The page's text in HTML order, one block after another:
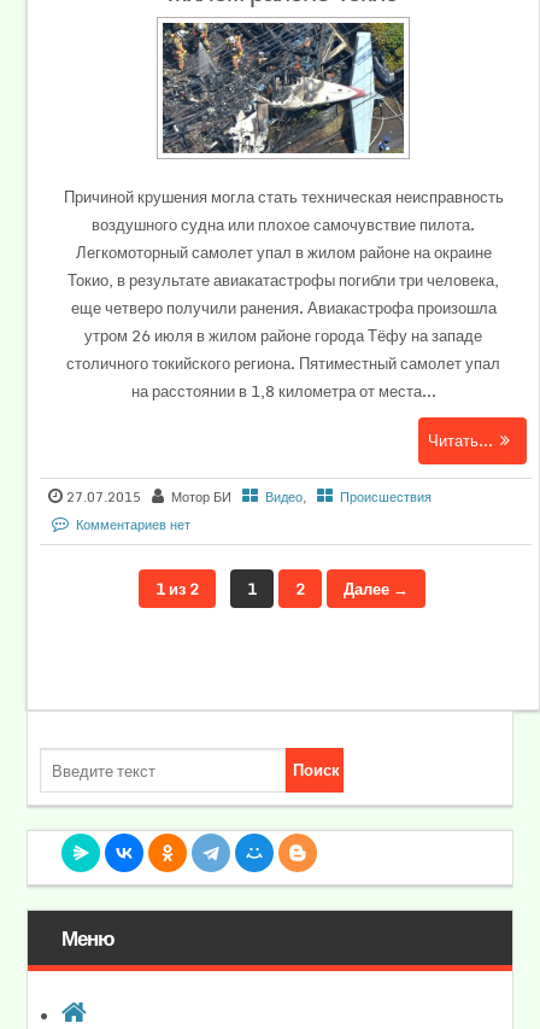
Причиной крушения могла стать техническая неисправность
воздушного судна или плохое самочувствие пилота.
Легкомоторный самолет упал в жилом районе на окраине
Токио, в результате авиакатастрофы погибли три человека,
еще четверо получили ранения. Авиакастрофа произошла
утром 26 июля в жилом районе города Тёфу на западе
столичного токийского региона. Пятиместный самолет упал
на расстоянии в 1,8 километра от места...
Читать...
27.07.2015 Мотор БИ Видео,
Происшествия
Комментариев нет
1 из 2 1 2 Далее →
Меню